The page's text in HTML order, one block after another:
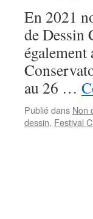
En 2021
de Dessin
au 26 …
Publié dans Non
dessin, Festival